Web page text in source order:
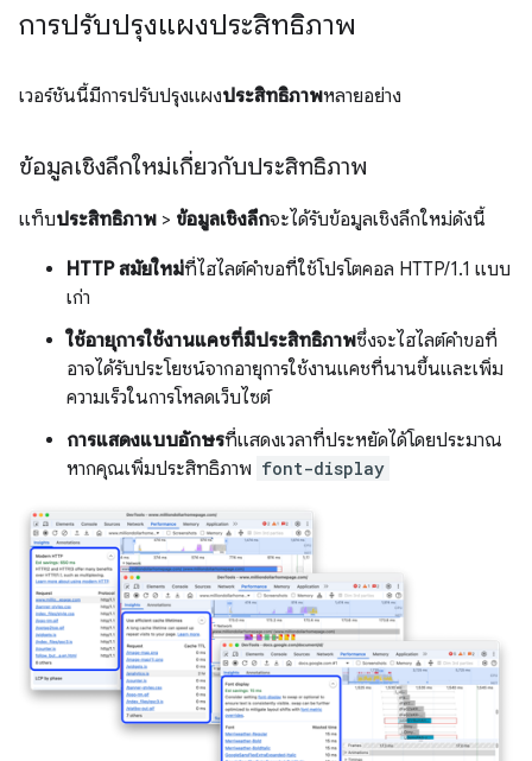
การปรับปรุงแผงประสิทธิภาพ
เวอร์ชันนี้มีการปรับปรุงแผงประสิทธิภาพหลายอย่าง
ข้อมูลเชิงลึกใหม่เกี่ยวกับประสิทธิภาพ
แท็บประสิทธิภาพ > ข้อมูลเชิงลึกจะได้รับข้อมูลเชิงลึกใหม่ดังนี้
HTTP สมัยใหม่ที่ไฮไลต์คำขอที่ใช้โปรโตคอล HTTP/1.1 แบบ
เก่า
ใช้อายุการใช้งานแคชที่มีประสิทธิภาพซึ่งจะไฮไลต์คำขอที่
อาจได้รับประโยชน์จากอายุการใช้งานแคชที่นานขึ้นและเพิ่ม
ความเร็วในการโหลดเว็บไซต์
การแสดงแบบอักษรที่แสดงเวลาที่ประหยัดได้โดยประมาณ
หากคุณเพิ่มประสิทธิภาพ font-display